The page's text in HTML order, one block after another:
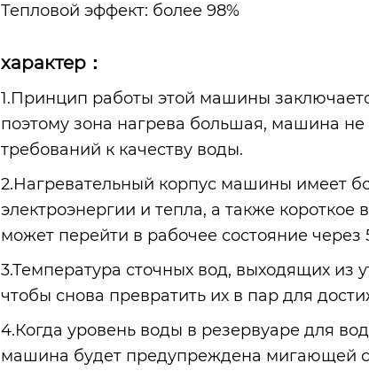
Тепловой эффект: более 98%
характер：
1.Принцип работы этой машины
поэтому зона нагрева большая, машина
требований к качеству воды.
2.Нагревательный корпус машины имеет
электроэнергии и тепла, а также
может перейти в рабочее состояние через
3.Температура сточных вод, выходящих из
чтобы снова превратить их в пар для
4.Когда уровень воды в резервуаре для
машина будет предупреждена мигающей